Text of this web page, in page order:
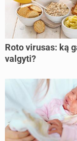
Roto virusas: ką
valgyti?